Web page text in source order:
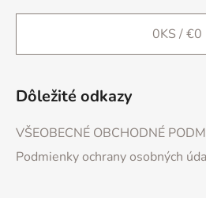
0KS /€0
Dôležité odkazy
VŠEOBECNÉ OBCHODNÉ
Podmienky ochrany osobných